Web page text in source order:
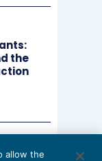
the
allow the